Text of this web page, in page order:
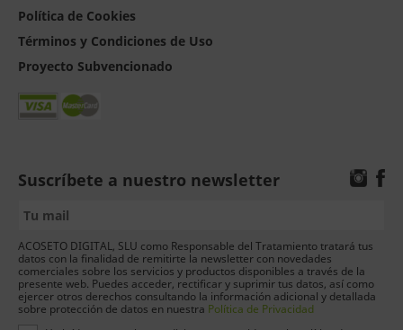
Política de Cookies
Términos y Condiciones de Uso
Proyecto Subvencionado
Suscríbete a nuestro newsletter
ACOSETO DIGITAL, SLU como Responsable del Tratamiento tratará tus
datos con la finalidad de remitirte la newsletter con novedades
comerciales sobre los servicios y productos disponibles a través de la
presente web. Puedes acceder, rectificar y suprimir tus datos, así como
ejercer otros derechos consultando la información adicional y detallada
sobre protección de datos en nuestra Política de Privacidad